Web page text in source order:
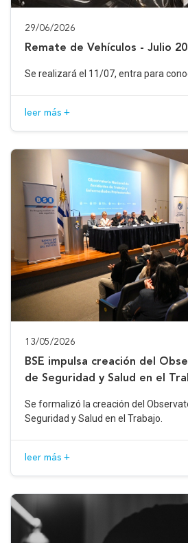
29/06/2026
Remate de Vehículos - Julio
Se realizará el 11/07, entra para
leer más +
13/05/2026
BSE impulsa creación del
de Seguridad y Salud en el
Se formalizó la creación del
Seguridad y Salud en el Trabajo.
leer más +